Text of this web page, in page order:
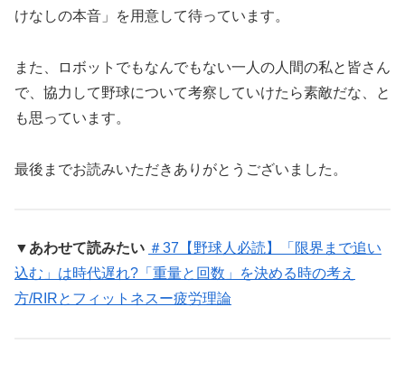
けなしの本音」を用意して待っています。
また、ロボットでもなんでもない一人の人間の私と皆さん
で、協力して野球について考察していけたら素敵だな、と
も思っています。
最後までお読みいただきありがとうございました。
▼あわせて読みたい ＃37【野球人必読】「限界まで追い
込む」は時代遅れ?「重量と回数」を決める時の考え
方/RIRとフィットネスー疲労理論